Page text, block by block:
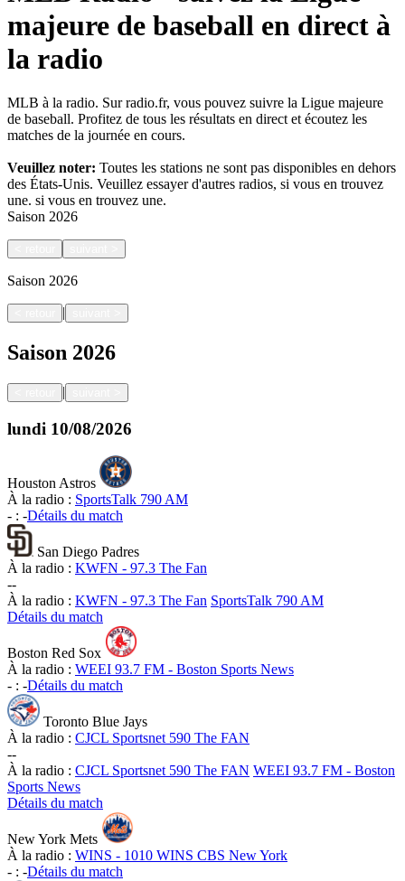
majeure de baseball en direct à
la radio
MLB à la radio. Sur radio.fr, vous pouvez suivre la Ligue majeure
de baseball. Profitez de tous les résultats en direct et écoutez les
matches de la journée en cours.
Veuillez noter: Toutes les stations ne sont pas disponibles en dehors
des États-Unis. Veuillez essayer d'autres radios, si vous en trouvez
une. si vous en trouvez une.
Saison 2026
Saison 2026
|
Saison 2026
|
lundi 10/08/2026
Houston Astros
À la radio : SportsTalk 790 AM
- : -Détails du match
San Diego Padres
À la radio : KWFN - 97.3 The Fan
--
À la radio : KWFN - 97.3 The Fan SportsTalk 790 AM
Détails du match
Boston Red Sox
À la radio : WEEI 93.7 FM - Boston Sports News
- : -Détails du match
Toronto Blue Jays
À la radio : CJCL Sportsnet 590 The FAN
--
À la radio : CJCL Sportsnet 590 The FAN WEEI 93.7 FM - Boston
Sports News
Détails du match
New York Mets
À la radio : WINS - 1010 WINS CBS New York
- : -Détails du match